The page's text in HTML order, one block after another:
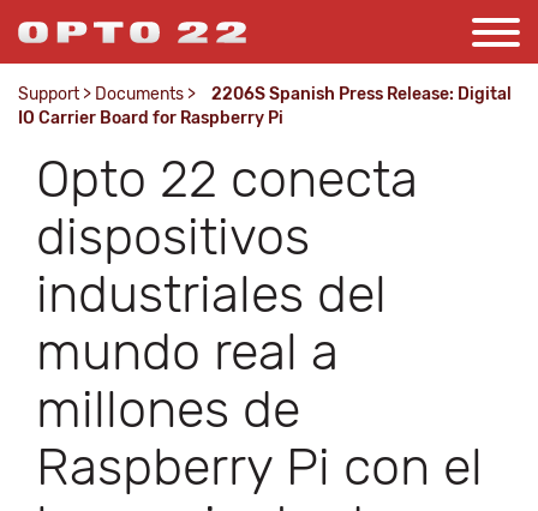
Support > Documents >
2206S Spanish Press Release: Digital
IO Carrier Board for Raspberry Pi
Opto 22 conecta
dispositivos
industriales del
mundo real a
millones de
Raspberry Pi con el